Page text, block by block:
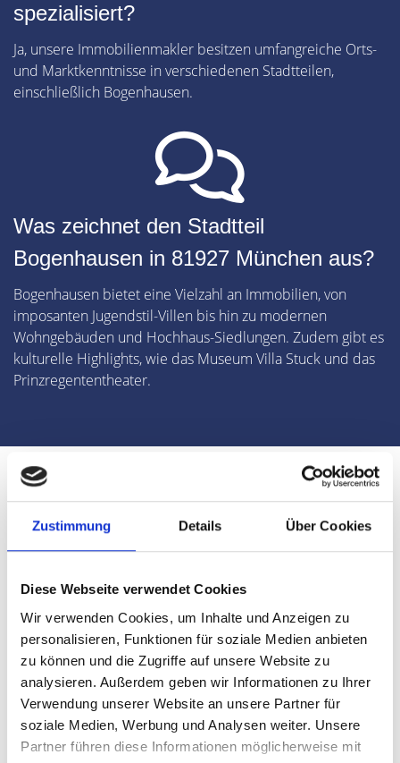
Zustimmung Details Über Cookies
Diese Webseite verwendet Cookies
Wir verwenden Cookies, um Inhalte und Anzeigen zu
personalisieren, Funktionen für soziale Medien anbieten
zu können und die Zugriffe auf unsere Website zu
analysieren. Außerdem geben wir Informationen zu Ihrer
Verwendung unserer Website an unsere Partner für
soziale Medien, Werbung und Analysen weiter. Unsere
Partner führen diese Informationen möglicherweise mit
spezialisiert?
Ja, unsere Immobilienmakler besitzen umfangreiche Orts-
und Marktkenntnisse in verschiedenen Stadtteilen,
einschließlich Bogenhausen.
Was zeichnet den Stadtteil
Bogenhausen in 81927 München aus?
Bogenhausen bietet eine Vielzahl an Immobilien, von
imposanten Jugendstil-Villen bis hin zu modernen
Wohngebäuden und Hochhaus-Siedlungen. Zudem gibt es
kulturelle Highlights, wie das Museum Villa Stuck und das
Prinzregententheater.
Wie viel ist Ihre Immobilie in
Ihr Ergebnis in wenigen Minuten
per E-Mail
Kauf- und Mietpreise für 81927